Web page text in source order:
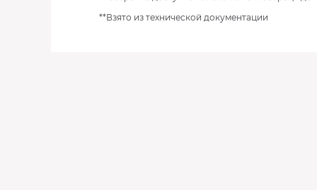
**Взято из технической документации